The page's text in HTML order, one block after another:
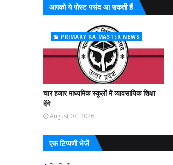
आपको ये पोस्ट पसंद आ सकती हैं
PRIMARY KA MASTER NEWS
चार हजार माध्यमिक स्कूलों में व्यावसायिक शिक्षा
देंगे
August 07, 2026
एक टिप्पणी भेजें